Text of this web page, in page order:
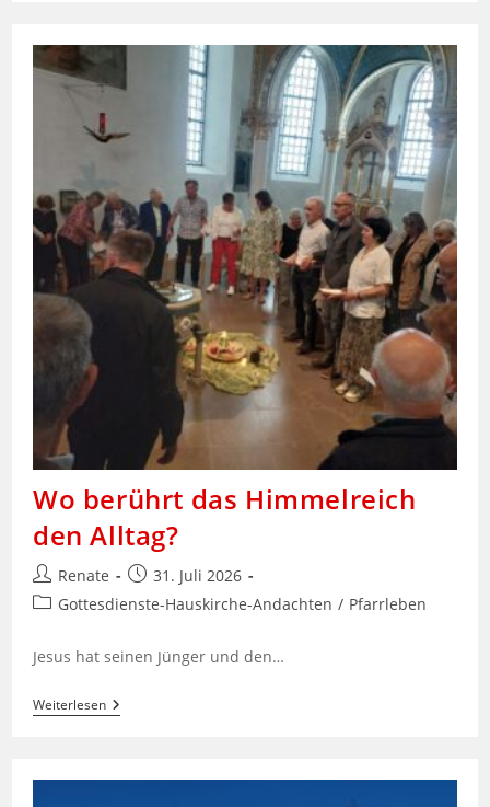
Wo berührt das Himmelreich
den Alltag?
Beitrags-
Autor:
Renate
Beitrag
veröffentlicht:
31. Juli 2026
Beitrags-
Gottesdienste-Hauskirche-Andachten / Pfarrleben
Jesus hat seinen Jünger und den…
WeiterlesenWo
Berührt
Den